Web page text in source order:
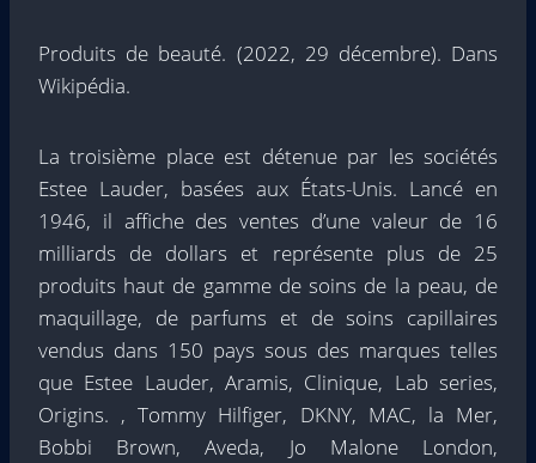
Produits de beauté. (2022, 29 décembre). Dans
Wikipédia.
La troisième place est détenue par les sociétés
Estee Lauder, basées aux États-Unis. Lancé en
1946, il affiche des ventes d’une valeur de 16
milliards de dollars et représente plus de 25
produits haut de gamme de soins de la peau, de
maquillage, de parfums et de soins capillaires
vendus dans 150 pays sous des marques telles
que Estee Lauder, Aramis, Clinique, Lab series,
Origins. , Tommy Hilfiger, DKNY, MAC, la Mer,
Bobbi Brown, Aveda, Jo Malone London,